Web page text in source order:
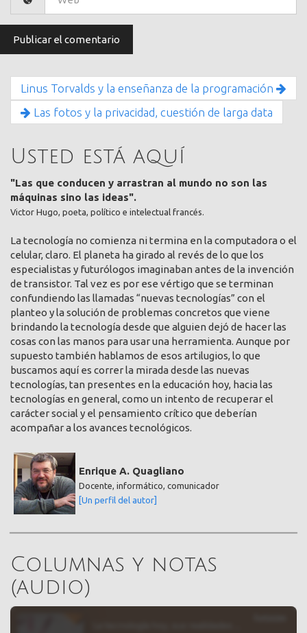
Linus Torvalds y la enseñanza de la programación
Las fotos y la privacidad, cuestión de larga data
Usted está aquí
"Las que conducen y arrastran al mundo no son las
máquinas sino las ideas".
Victor Hugo, poeta, político e intelectual francés.
La tecnología no comienza ni termina en la computadora o el
celular, claro. El planeta ha girado al revés de lo que los
especialistas y futurólogos imaginaban antes de la invención
de transistor. Tal vez es por ese vértigo que se terminan
confundiendo las llamadas “nuevas tecnologías” con el
planteo y la solución de problemas concretos que viene
brindando la tecnología desde que alguien dejó de hacer las
cosas con las manos para usar una herramienta. Aunque por
supuesto también hablamos de esos artilugios, lo que
buscamos aquí es correr la mirada desde las nuevas
tecnologías, tan presentes en la educación hoy, hacia las
tecnologías en general, como un intento de recuperar el
carácter social y el pensamiento crítico que deberían
acompañar a los avances tecnológicos.
Enrique A. Quagliano
Docente, informático, comunicador
[Un perfil del autor]
Columnas y notas
(audio)